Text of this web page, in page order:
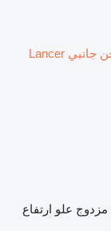
رافعة شوكية / شحن جانبي Lancer
مزدوج علو ارتفاع